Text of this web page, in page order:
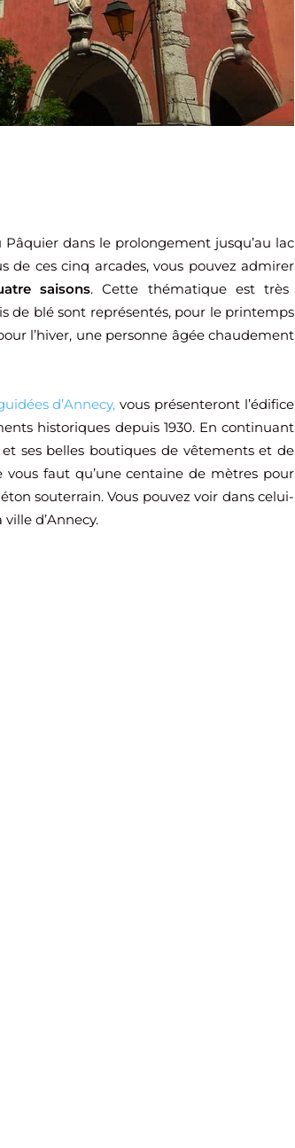
dans le prolongement jusqu’au lac
de ces cinq arcades, vous pouvez admirer
saisons. Cette thématique est très
de blé sont représentés, pour le printemps
l’hiver, une personne âgée chaudement
d’Annecy, vous présenteront l’édifice
historiques depuis 1930. En continuant
et ses belles boutiques de vêtements et de
vous faut qu’une centaine de mètres pour
souterrain. Vous pouvez voir dans celui-
d’Annecy.